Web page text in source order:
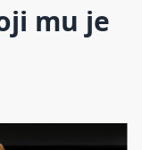
mu je